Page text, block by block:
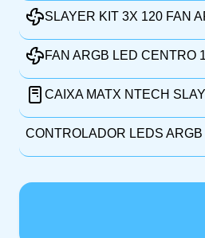
SLAYER KIT 3X 120 FAN
FAN ARGB LED CENTRO
CAIXA MATX NTECH
CONTROLADOR LEDS